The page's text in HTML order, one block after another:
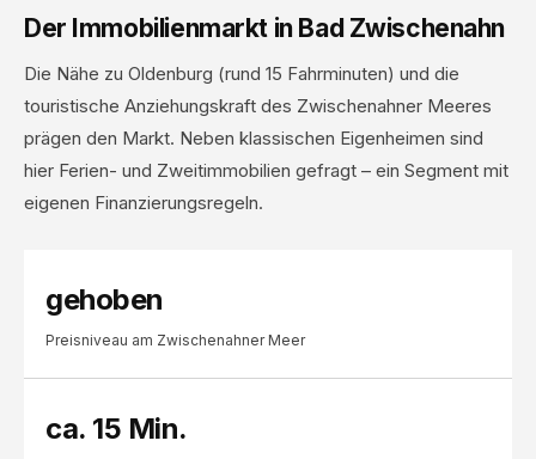
Der Immobilienmarkt in Bad Zwischenahn
Die Nähe zu Oldenburg (rund 15 Fahrminuten) und die
touristische Anziehungskraft des Zwischenahner Meeres
prägen den Markt. Neben klassischen Eigenheimen sind
hier Ferien- und Zweitimmobilien gefragt – ein Segment mit
eigenen Finanzierungsregeln.
gehoben
Preisniveau am Zwischenahner Meer
ca. 15 Min.